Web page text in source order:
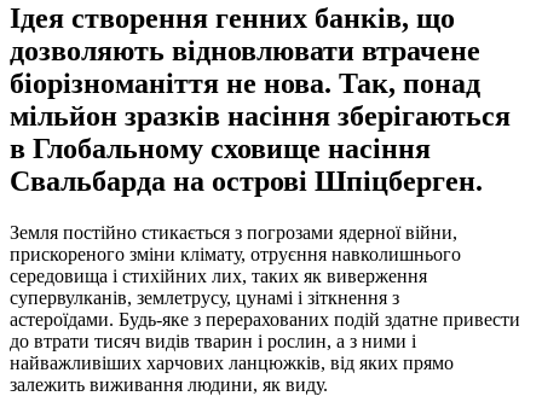
Ідея створення генних банків, що
дозволяють відновлювати втрачене
біорізноманіття не нова. Так, понад
мільйон зразків насіння зберігаються
в Глобальному сховище насіння
Свальбарда на острові Шпіцберген.
Земля постійно стикається з погрозами ядерної війни,
прискореного зміни клімату, отруєння навколишнього
середовища і стихійних лих, таких як виверження
супервулканів, землетрусу, цунамі і зіткнення з
астероїдами. Будь-яке з перерахованих подій здатне привести
до втрати тисяч видів тварин і рослин, а з ними і
найважливіших харчових ланцюжків, від яких прямо
залежить виживання людини, як виду.